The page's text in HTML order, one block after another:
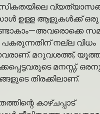
ഉള്ള ആളുകൾക്ക് ഒരു
പകരുന്നതിന് നല്ല വിധം
മറുവശത്ത്,
മനസ്സ്,
തിരക്കിലാണ്.
കാഴ്ചപ്പാട്